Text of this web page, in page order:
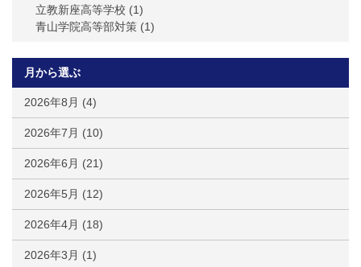
立教新座高等学校 (1)
青山学院高等部対策 (1)
月から選ぶ
2026年8月 (4)
2026年7月 (10)
2026年6月 (21)
2026年5月 (12)
2026年4月 (18)
2026年3月 (1)